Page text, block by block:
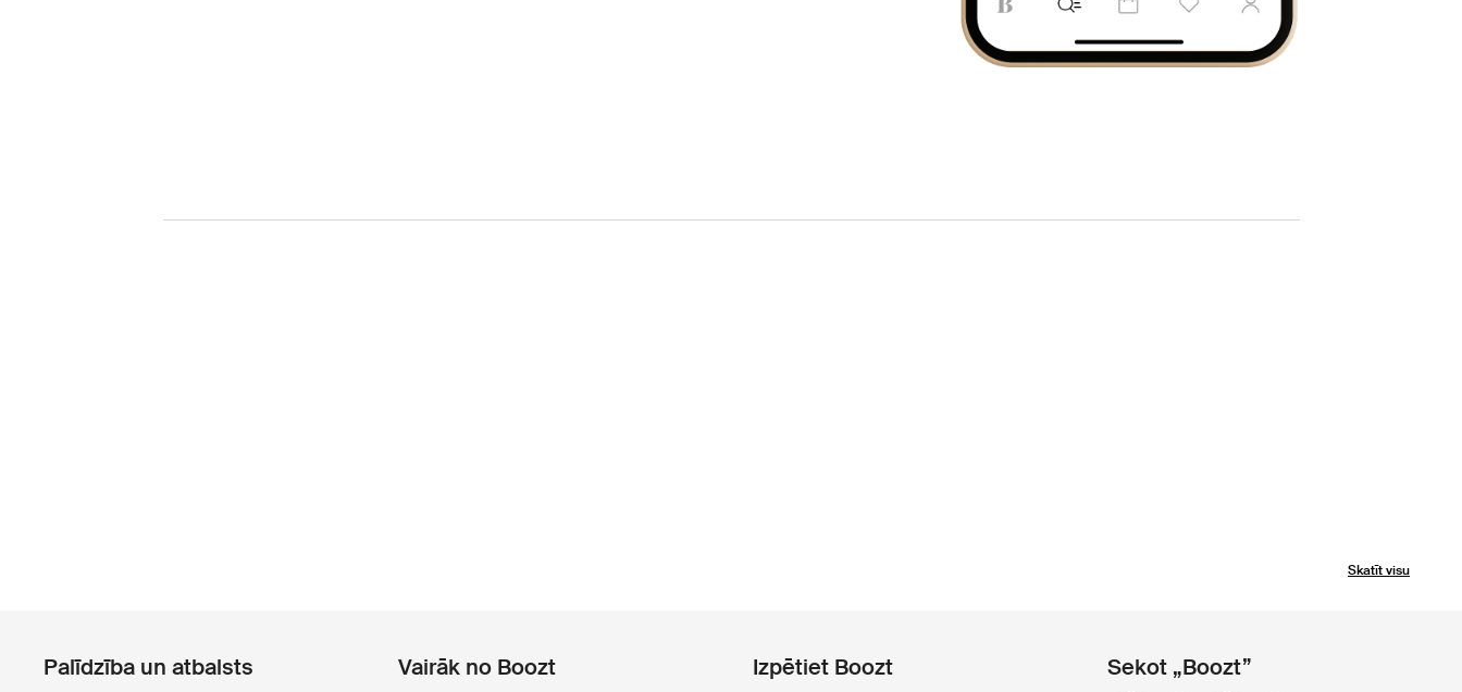
Skatīt visu
Palīdzība un atbalsts Vairāk no Boozt Izpētiet Boozt Sekot „Boozt”